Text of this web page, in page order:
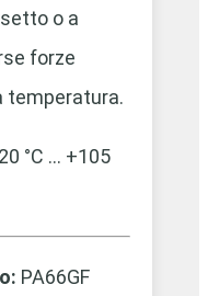
o a
forze
temperatura.
°C … +105
PA66GF